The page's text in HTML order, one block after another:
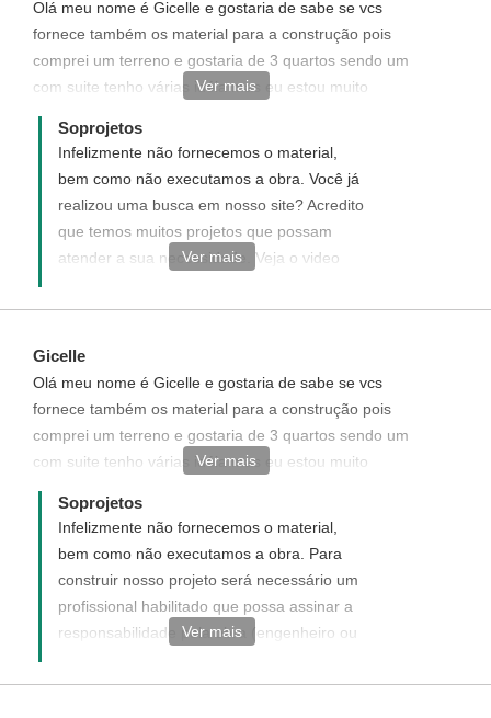
Olá meu nome é Gicelle e gostaria de sabe se vcs
fornece também os material para a construção pois
comprei um terreno e gostaria de 3 quartos sendo um
com suite tenho várias idéia mas eu estou muito
perdida e não queria te a dor de cabeça procurar
material obrigado
Ver mais
Soprojetos
Infelizmente não fornecemos o material,
bem como não executamos a obra. Você já
realizou uma busca em nosso site? Acredito
que temos muitos projetos que possam
atender a sua necessidade. Veja o video
um projeto na soprojetos: sproj.com.br/spj-
um projeto responda esse e-mail solicitando
uma cotação de preço de um projeto
Personalizado ou solicite uma modificação
em alguns dos projetos prontos do site.
Ver mais
Gicelle
Olá meu nome é Gicelle e gostaria de sabe se vcs
fornece também os material para a construção pois
comprei um terreno e gostaria de 3 quartos sendo um
com suite tenho várias idéia mas eu estou muito
perdida e não queria te a dor de cabeça procurar
material obrigado
Ver mais
Soprojetos
Infelizmente não fornecemos o material,
bem como não executamos a obra. Para
construir nosso projeto será necessário um
profissional habilitado que possa assinar a
responsabilidade pela obra (engenheiro ou
responsabilizar pela sua construção e dar
Ver mais